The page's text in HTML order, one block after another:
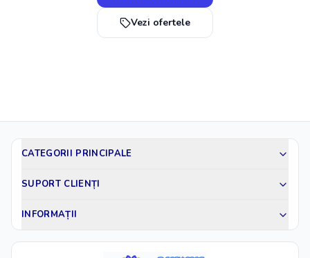
Vezi ofertele
CATEGORII PRINCIPALE
SUPORT CLIENȚI
INFORMAȚII